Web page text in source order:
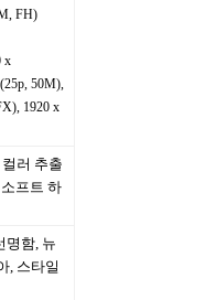
FH)
x
50M),
1920 x
러 추출
프트 하
명함, 뉴
, 스타일